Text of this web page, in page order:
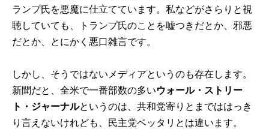
ランプ氏を悪魔に仕立てています。私などがさらりと視
聴していても、トランプ氏のことを嘘つきだとか、邪悪
だとか、とにかく悪口雑言です。
しかし、そうではないメディアというのも存在します。
新聞だと、全米で一番部数の多いウォール・ストリー
ト・ジャーナルというのは、共和党寄りとまでははっき
り言えないけれども、民主党ベッタリとは違います。